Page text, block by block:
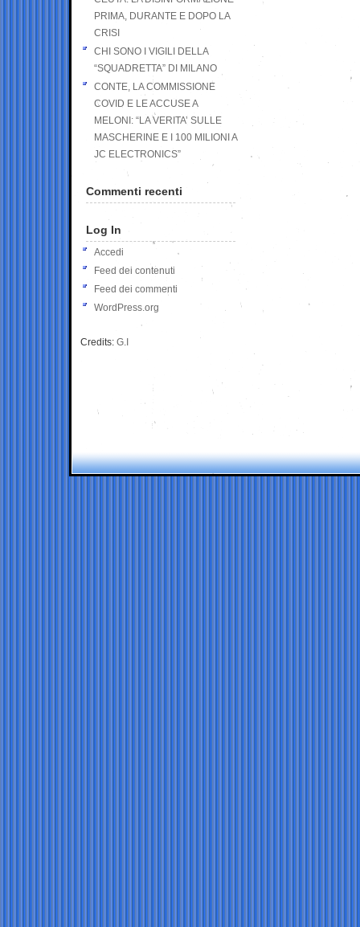
PRIMA, DURANTE E DOPO LA
CRISI
CHI SONO I VIGILI DELLA
“SQUADRETTA” DI MILANO
CONTE, LA COMMISSIONE
COVID E LE ACCUSE A
MELONI: “LA VERITA’ SULLE
MASCHERINE E I 100 MILIONI A
JC ELECTRONICS”
Commenti recenti
Log In
Accedi
Feed dei contenuti
Feed dei commenti
WordPress.org
Credits: G.I